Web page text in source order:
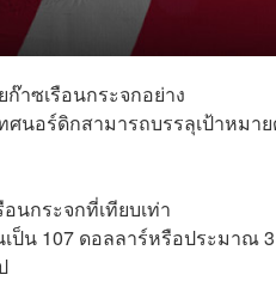
าซเรือนกระจกอย่าง
ศนอร์ดิกสามารถบรรลุเป้าหมา
นกระจกที่เทียบเท่า
ป็น 107 ดอลลาร์หรือประมาณ